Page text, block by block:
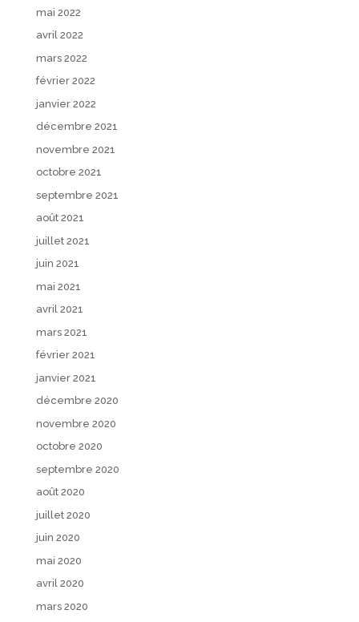
mai 2022
avril 2022
mars 2022
février 2022
janvier 2022
décembre 2021
novembre 2021
octobre 2021
septembre 2021
août 2021
juillet 2021
juin 2021
mai 2021
avril 2021
mars 2021
février 2021
janvier 2021
décembre 2020
novembre 2020
octobre 2020
septembre 2020
août 2020
juillet 2020
juin 2020
mai 2020
avril 2020
mars 2020